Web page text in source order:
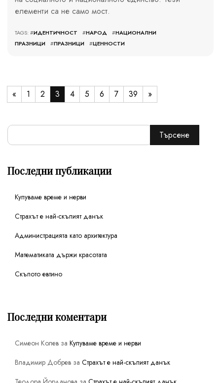
елементи са не само мост.
TAGS: #ИДЕНТИЧНОСТ #НАРОД #НАЦИОНАЛНИ
ПРАЗНИЦИ
#ПРАЗНИЦИ #ЦЕННОСТИ
« 1 2 3 4 5 6 7 39 »
Търсене
Последни публикации
Купуваме време и нерви
Страхът е най-скъпият данък
Администрацията като архитектура
Математиката държи красотата
Скъпото евтино
Последни коментари
Симеон Колев за Купуваме време и нерви
Владимир Добрев за Страхът е най-скъпият данък